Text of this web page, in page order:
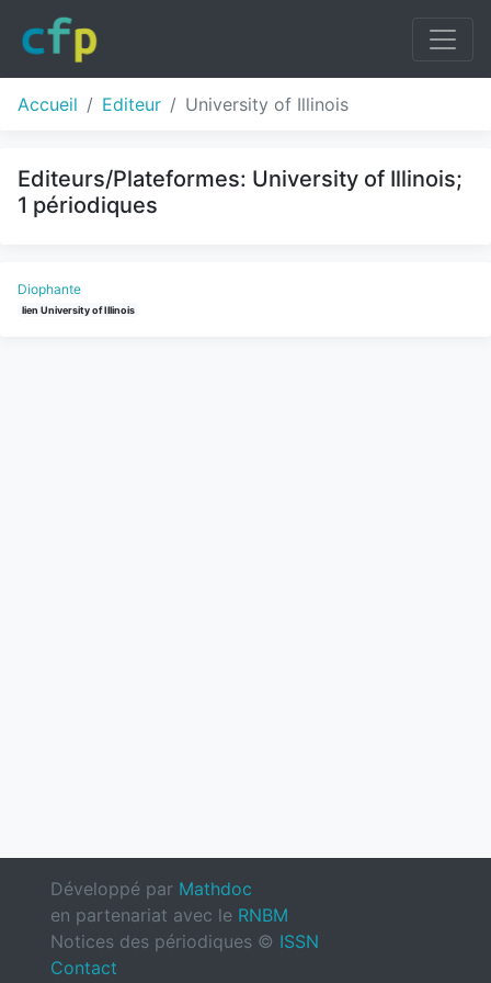
Accueil Editeur University of Illinois
Editeurs/Plateformes: University of Illinois;
1 périodiques
Diophante
lien University of Illinois
Développé par Mathdoc
en partenariat avec le RNBM
Notices des périodiques © ISSN
Contact